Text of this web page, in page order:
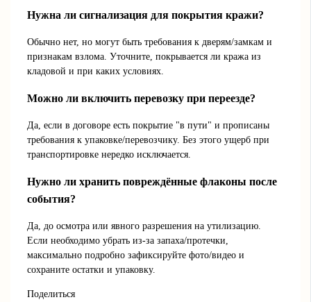
Нужна ли сигнализация для покрытия кражи?
Обычно нет, но могут быть требования к дверям/замкам и
признакам взлома. Уточните, покрывается ли кража из
кладовой и при каких условиях.
Можно ли включить перевозку при переезде?
Да, если в договоре есть покрытие "в пути" и прописаны
требования к упаковке/перевозчику. Без этого ущерб при
транспортировке нередко исключается.
Нужно ли хранить повреждённые флаконы после
события?
Да, до осмотра или явного разрешения на утилизацию.
Если необходимо убрать из-за запаха/протечки,
максимально подробно зафиксируйте фото/видео и
сохраните остатки и упаковку.
Поделиться